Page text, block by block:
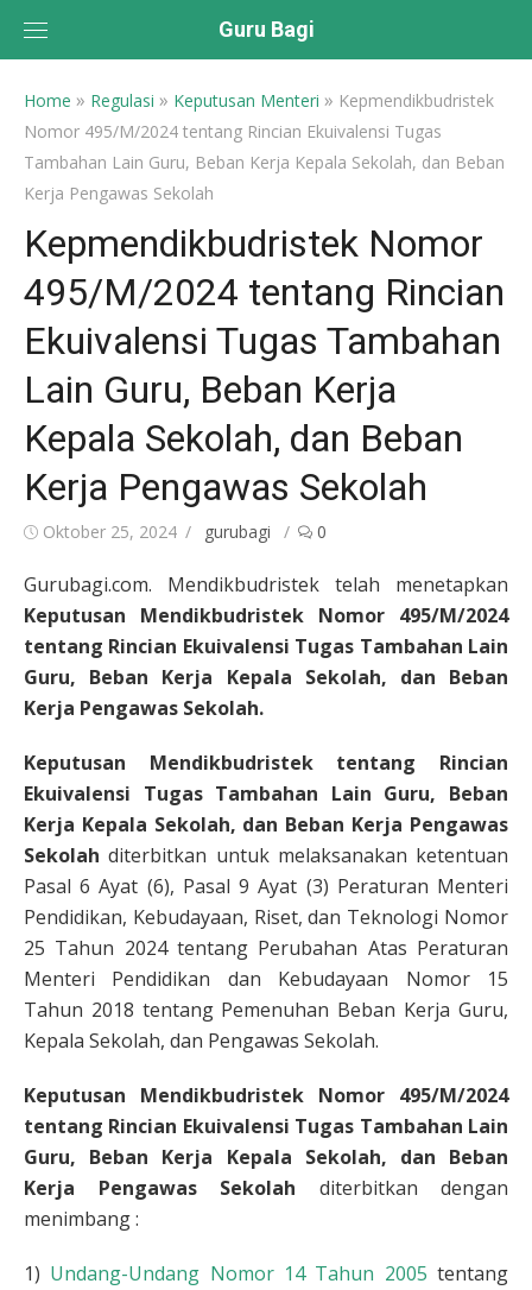
Guru Bagi
Home » Regulasi » Keputusan Menteri » Kepmendikbudristek
Nomor 495/M/2024 tentang Rincian Ekuivalensi Tugas
Tambahan Lain Guru, Beban Kerja Kepala Sekolah, dan Beban
Kerja Pengawas Sekolah
Kepmendikbudristek Nomor
495/M/2024 tentang Rincian
Ekuivalensi Tugas Tambahan
Lain Guru, Beban Kerja
Kepala Sekolah, dan Beban
Kerja Pengawas Sekolah
Posted
Oktober 25, 2024 Author
gurubagi 0
Gurubagi.com. Mendikbudristek telah menetapkan
Keputusan Mendikbudristek Nomor 495/M/2024
tentang Rincian Ekuivalensi Tugas Tambahan Lain
Guru, Beban Kerja Kepala Sekolah, dan Beban
Kerja Pengawas Sekolah.
Keputusan Mendikbudristek tentang Rincian
Ekuivalensi Tugas Tambahan Lain Guru, Beban
Kerja Kepala Sekolah, dan Beban Kerja Pengawas
Sekolahditerbitkan untuk melaksanakan ketentuan
Pasal 6 Ayat (6), Pasal 9 Ayat (3) Peraturan Menteri
Pendidikan, Kebudayaan, Riset, dan Teknologi Nomor
25 Tahun 2024 tentang Perubahan Atas Peraturan
Menteri Pendidikan dan Kebudayaan Nomor 15
Tahun 2018 tentang Pemenuhan Beban Kerja Guru,
Kepala Sekolah, dan Pengawas Sekolah.
Keputusan Mendikbudristek Nomor 495/M/2024
tentang Rincian Ekuivalensi Tugas Tambahan Lain
Guru, Beban Kerja Kepala Sekolah, dan Beban
Kerja Pengawas Sekolah diterbitkan dengan
menimbang :
1) Undang-Undang Nomor 14 Tahun 2005 tentang